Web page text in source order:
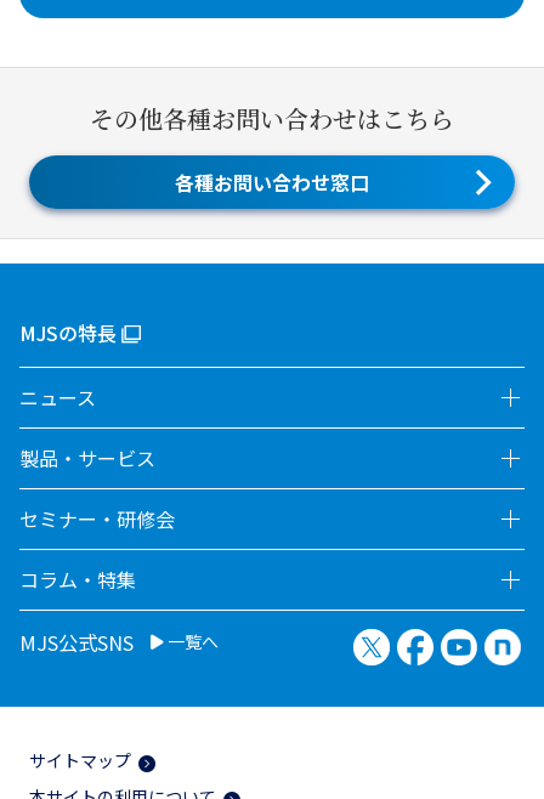
その他各種お問い合わせはこちら
各種お問い合わせ窓口
MJSの特長
ニュース
製品・サービス
セミナー・研修会
コラム・特集
MJS公式SNS 一覧へ X（旧Twitter）
Facebook
サイトマップ